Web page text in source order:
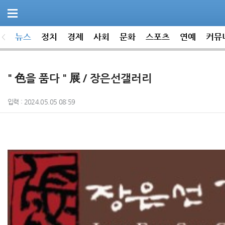
뉴스 정치 경제 사회 문화 스포츠 연예 커뮤
" 色을 품다 " 展 / 장은선갤러리
입력 : 2024.05.05 08:59